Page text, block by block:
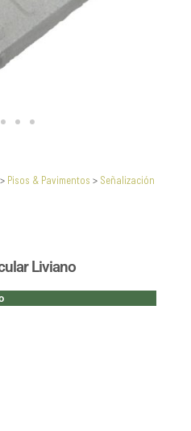
> Pisos & Pavimentos > Señalización
Liviano